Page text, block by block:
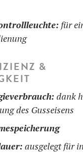
für
&
dank
des Gusseisens
ausgelegt für